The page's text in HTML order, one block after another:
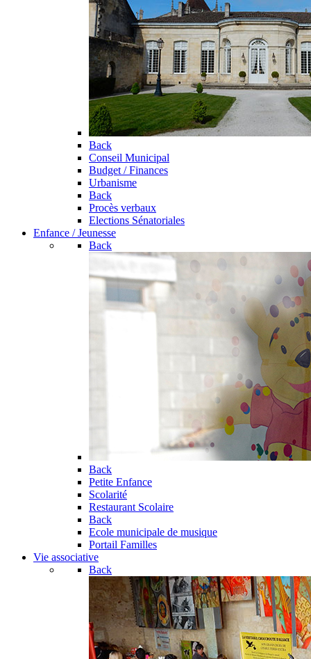
Back
Conseil Municipal
Budget / Finances
Urbanisme
Back
Procès verbaux
Elections Sénatoriales
Enfance / Jeunesse
Back
Back
Petite Enfance
Scolarité
Restaurant Scolaire
Back
Ecole municipale de musique
Portail Familles
Vie associative
Back